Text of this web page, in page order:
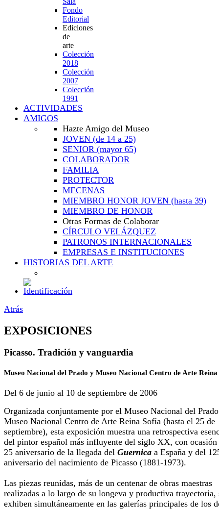
Fondo
Editorial
Ediciones
de
arte
Colección
2018
Colección
2007
Colección
1991
ACTIVIDADES
AMIGOS
Hazte Amigo del Museo
JOVEN (de 14 a 25)
SENIOR (mayor 65)
COLABORADOR
FAMILIA
PROTECTOR
MECENAS
MIEMBRO HONOR JOVEN (hasta 39)
MIEMBRO DE HONOR
Otras Formas de Colaborar
CÍRCULO VELÁZQUEZ
PATRONOS INTERNACIONALES
EMPRESAS E INSTITUCIONES
HISTORIAS DEL ARTE
Atrás
EXPOSICIONES
Picasso. Tradición y vanguardia
Museo Nacional del Prado y Museo Nacional Centro de Arte Reina
Del 6 de junio al 10 de septiembre de 2006
Organizada conjuntamente por el Museo Nacional del
Museo Nacional Centro de Arte Reina Sofía (hasta el 25 de
septiembre), esta exposición muestra una retrospectiva
del pintor español más influyente del siglo XX, con ocasión
25 aniversario de la llegada del Guernica a España y del
aniversario del nacimiento de Picasso (1881-1973).
Las piezas reunidas, más de un centenar de obras maestras
realizadas a lo largo de su longeva y productiva trayectoria,
exhiben simultáneamente en las galerías principales de los